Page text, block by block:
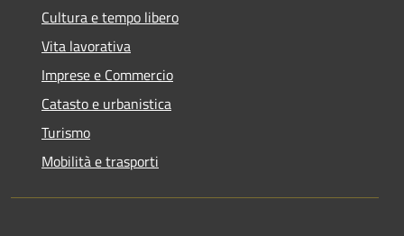
Cultura e tempo libero
Vita lavorativa
Imprese e Commercio
Catasto e urbanistica
Turismo
Mobilità e trasporti